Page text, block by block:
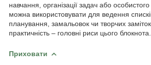
навчання, організації задач або
можна використовувати для ведення
планування, замальовок чи творчих
практичність – головні риси цього блокнота.
Приховати